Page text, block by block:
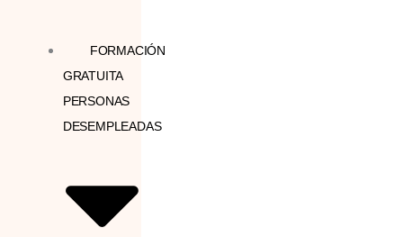
FORMACIÓN
GRATUITA
PERSONAS
DESEMPLEADAS